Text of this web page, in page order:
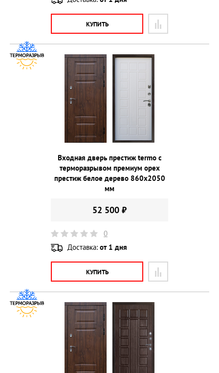
КУПИТЬ
Входная дверь престиж termo с
терморазрывом премиум орех
престиж белое дерево 860х2050
мм
52 500 ₽
0
Доставка: от 1 дня
КУПИТЬ